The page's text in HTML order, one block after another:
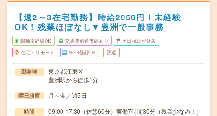
【週2～3在宅勤務】時給2050円！未経験
OK！残業ほぼなし▼豊洲で一般事務
職種未経験OK 交通費別途支給あり 土日祝日が休み
在宅・リモート WEB登録OK 派遣
勤務地
東京都江東区
豊洲駅から徒歩1分
曜日頻度 月～金／週5日
時間 09:00-17:30（休憩60分）実働7時間30分（残業少なめ！）